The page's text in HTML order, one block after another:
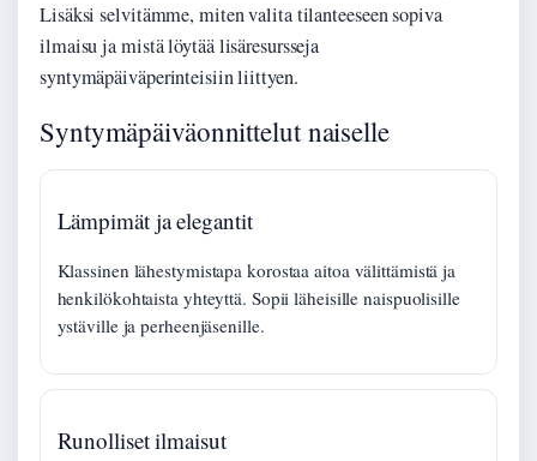
Lisäksi selvitämme, miten valita tilanteeseen sopiva
ilmaisu ja mistä löytää lisäresursseja
syntymäpäiväperinteisiin liittyen.
Syntymäpäiväonnittelut naiselle
Lämpimät ja elegantit
Klassinen lähestymistapa korostaa aitoa välittämistä ja
henkilökohtaista yhteyttä. Sopii läheisille naispuolisille
ystäville ja perheenjäsenille.
Runolliset ilmaisut